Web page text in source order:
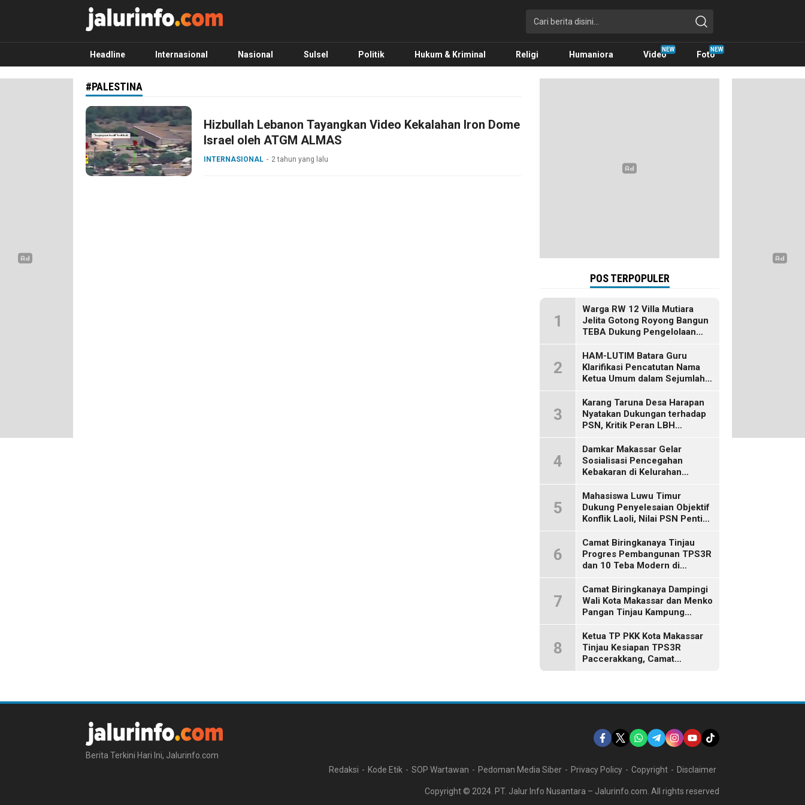
Info Terbaru, Berita Terkini Hari Ini, Jalurinfo.com
Terkini, Akurat dan Terpercaya
Headline Internasional Nasional Sulsel Politik Hukum & Kriminal Religi Humaniora Video Foto
#PALESTINA
Hizbullah Lebanon Tayangkan Video Kekalahan Iron Dome
Israel oleh ATGM ALMAS
INTERNASIONAL 2 tahun yang lalu
POS TERPOPULER
1
Warga RW 12 Villa Mutiara
Jelita Gotong Royong Bangun
TEBA Dukung Pengelolaan
2
HAM-LUTIM Batara Guru
Klarifikasi Pencatutan Nama
Ketua Umum dalam Sejumlah
3
Karang Taruna Desa Harapan
Nyatakan Dukungan terhadap
PSN, Kritik Peran LBH
4
Damkar Makassar Gelar
Sosialisasi Pencegahan
Kebakaran di Kelurahan
5
Mahasiswa Luwu Timur
Dukung Penyelesaian Objektif
Konflik Laoli, Nilai PSN Penting
6
Camat Biringkanaya Tinjau
Progres Pembangunan TPS3R
dan 10 Teba Modern di
7
Camat Biringkanaya Dampingi
Wali Kota Makassar dan Menko
Pangan Tinjau Kampung
8
Ketua TP PKK Kota Makassar
Tinjau Kesiapan TPS3R
Paccerakkang, Camat
Berita Terkini Hari Ini, Jalurinfo.com
Redaksi
Kode Etik SOP Wartawan Pedoman Media Siber Privacy Policy Copyright Disclaimer
Copyright © 2024. PT. Jalur Info Nusantara – Jalurinfo.com. All rights reserved